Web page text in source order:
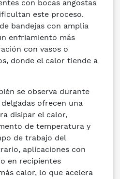
con bocas angostas
este proceso.
bandejas con amplia
enfriamiento más
con vasos o
donde el calor tiende a
se observa durante
ofrecen una
disipar el calor,
de temperatura y
de trabajo del
aplicaciones con
en recipientes
calor, lo que acelera